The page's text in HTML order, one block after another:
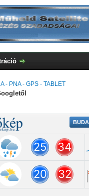
- PNA - GPS - TABLET